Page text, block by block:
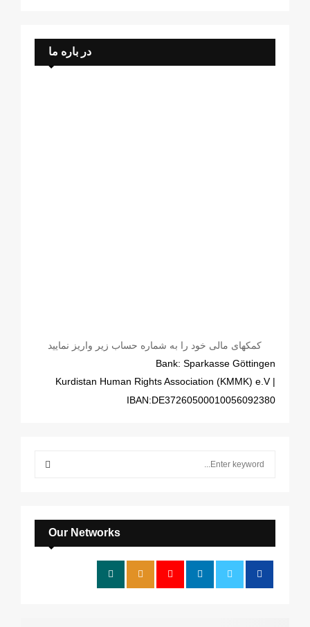
در باره ما
کمکهای مالی خود را به شماره حساب زیر واریز نمایید
Bank: Sparkasse Göttingen
| Kurdistan Human Rights Association (KMMK) e.V
IBAN:DE37260500010056092380
f
o
:
E
A
Our Networks